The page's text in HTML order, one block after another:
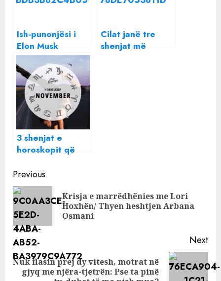
Ish-punonjësi i
Elon Musk
mesazh
punonjësve të
Twitter: Bëni
kujdes, të punosh
me atë është si
të punosh me 2
persona të
ndryshëm
Cilat janë tre
shenjat më
3 shenjat e
horoskopit që
përgatiten për
një nëntor të
vështirë
Continue
Reading
Previous
Krisja e marrëdhënies me Lori
Hoxhën/ Thyen heshtjen Arbana
Osmani
Next
Next
Nuk flasin prej dy vitesh, motrat në
gjyq me njëra-tjetrën: Pse ta pinë